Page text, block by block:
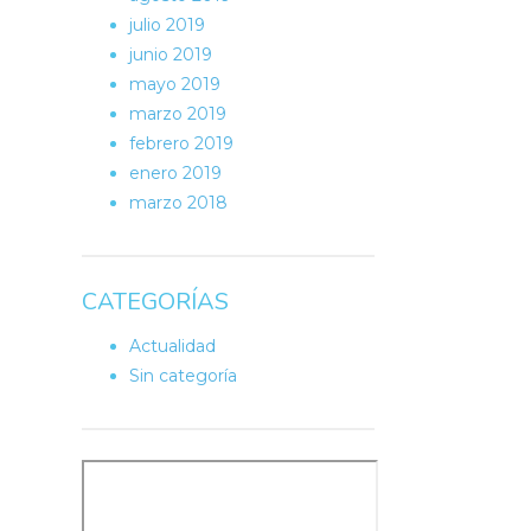
julio 2019
junio 2019
mayo 2019
marzo 2019
febrero 2019
enero 2019
marzo 2018
CATEGORÍAS
Actualidad
Sin categoría